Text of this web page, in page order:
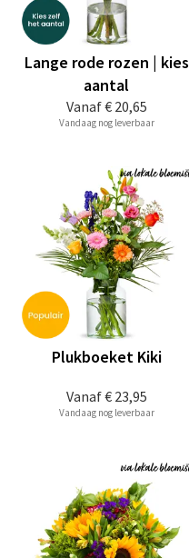
Vanaf€ 20,65
Lange rode rozen | kies
aantal
Vandaag nog leverbaar
Vanaf€ 23,95
Plukboeket Kiki
Vandaag nog leverbaar